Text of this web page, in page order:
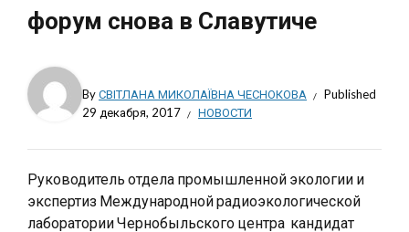
форум снова в Славутиче
ByСВІТЛАНА МИКОЛАЇВНА ЧЕСНОКОВА
Published
29 декабря, 2017
НОВОСТИ
Руководитель отдела промышленной экологии и
экспертиз Международной радиоэкологической
лаборатории Чернобыльского центра кандидат